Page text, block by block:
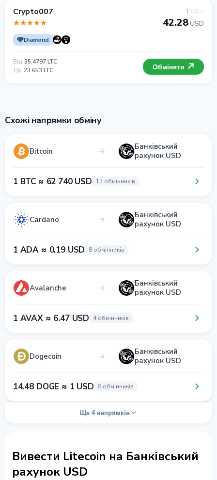
Crypto007
Diamond
1 LTC =
42.28USD
Від 35.4797 LTC
До 23 653 LTC Обміняти
Схожі напрямки обміну
Bitcoin
Банківський
рахунок USD
1 BTC ≈ 62 740 USD 13 обмінників
Cardano
Банківський
рахунок USD
1 ADA ≈ 0.19 USD 8 обмінників
Avalanche
Банківський
рахунок USD
1 AVAX ≈ 6.47 USD 4 обмінників
Dogecoin
Банківський
рахунок USD
14.48 DOGE ≈ 1 USD 8 обмінників
Ще 4 напрямків
Вивести Litecoin на Банківський
рахунок USD